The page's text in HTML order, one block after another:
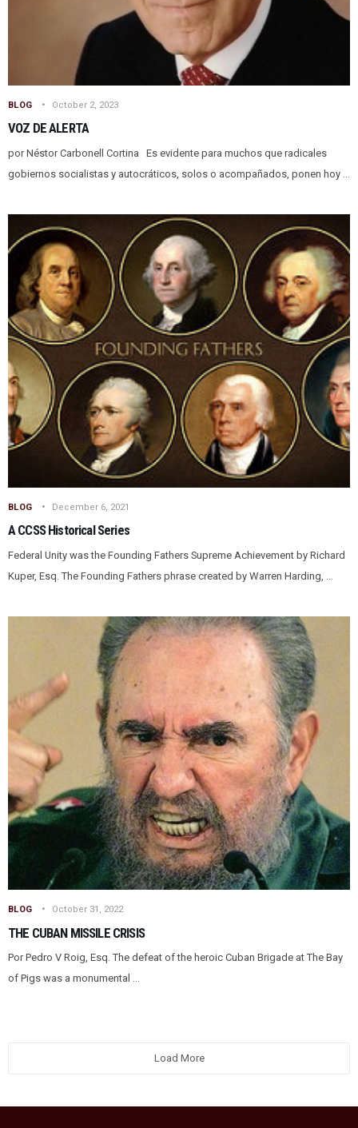
BLOG October 2, 2023
VOZ DE ALERTA
por Néstor Carbonell Cortina Es evidente para muchos que radicales
gobiernos socialistas y autocráticos, solos o acompañados, ponen hoy ...
BLOG December 6, 2021
A CCSS Historical Series
Federal Unity was the Founding Fathers Supreme Achievement by Richard
Kuper, Esq. The Founding Fathers phrase created by Warren Harding, ...
BLOG October 31, 2022
THE CUBAN MISSILE CRISIS
Por Pedro V Roig, Esq. The defeat of the heroic Cuban Brigade at The Bay
of Pigs was a monumental ...
Load More